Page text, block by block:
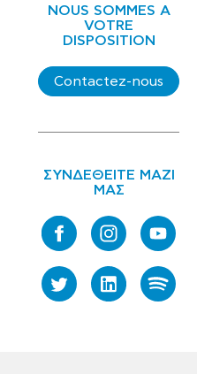
NOUS SOMMES A
VOTRE
DISPOSITION
Contactez-nous
ΣΥΝΔΕΘΕΙΤΕ ΜΑΖΙ
ΜΑΣ